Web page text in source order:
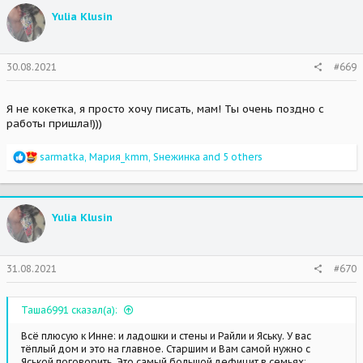
t
o
s
:
Yulia Klusin
30.08.2021 #669
Я не кокетка, я просто хочу писать, мам! Ты очень поздно с
работы пришла!)))
R
a
c
t
o
s
:
sarmatka, Мария_kmm, Sнeжинка and 5 others
Yulia Klusin
31.08.2021 #670
Таша6991 сказал(а):
Всё плюсую к Инне: и ладошки и стены и Райли и Яську. У вас
тёплый дом и это на главное. Старшим и Вам самой нужно с